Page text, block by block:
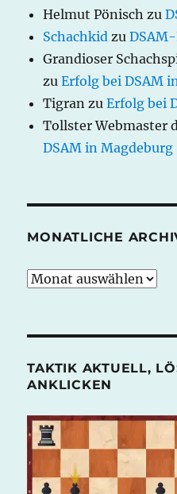
Helmut Pönisch zu
Schachkid zu
Grandioser
zuErfolg bei DSAM
Tigran zuErfolg bei
Tollster Webmaster
DSAM in Magdeburg
MONATLICHE
monatliche
TAKTIK AKTUELL,
ANKLICKEN